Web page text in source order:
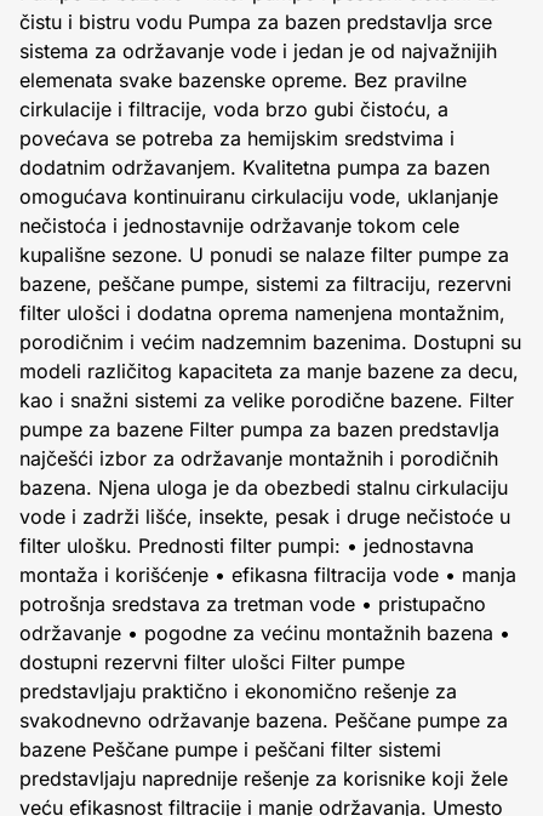
čistu i bistru vodu Pumpa za bazen predstavlja srce
sistema za održavanje vode i jedan je od najvažnijih
elemenata svake bazenske opreme. Bez pravilne
cirkulacije i filtracije, voda brzo gubi čistoću, a
povećava se potreba za hemijskim sredstvima i
dodatnim održavanjem. Kvalitetna pumpa za bazen
omogućava kontinuiranu cirkulaciju vode, uklanjanje
nečistoća i jednostavnije održavanje tokom cele
kupališne sezone. U ponudi se nalaze filter pumpe za
bazene, peščane pumpe, sistemi za filtraciju, rezervni
filter ulošci i dodatna oprema namenjena montažnim,
porodičnim i većim nadzemnim bazenima. Dostupni su
modeli različitog kapaciteta za manje bazene za decu,
kao i snažni sistemi za velike porodične bazene. Filter
pumpe za bazene Filter pumpa za bazen predstavlja
najčešći izbor za održavanje montažnih i porodičnih
bazena. Njena uloga je da obezbedi stalnu cirkulaciju
vode i zadrži lišće, insekte, pesak i druge nečistoće u
filter ulošku. Prednosti filter pumpi: • jednostavna
montaža i korišćenje • efikasna filtracija vode • manja
potrošnja sredstava za tretman vode • pristupačno
održavanje • pogodne za većinu montažnih bazena •
dostupni rezervni filter ulošci Filter pumpe
predstavljaju praktično i ekonomično rešenje za
svakodnevno održavanje bazena. Peščane pumpe za
bazene Peščane pumpe i peščani filter sistemi
predstavljaju naprednije rešenje za korisnike koji žele
veću efikasnost filtracije i manje održavanja. Umesto